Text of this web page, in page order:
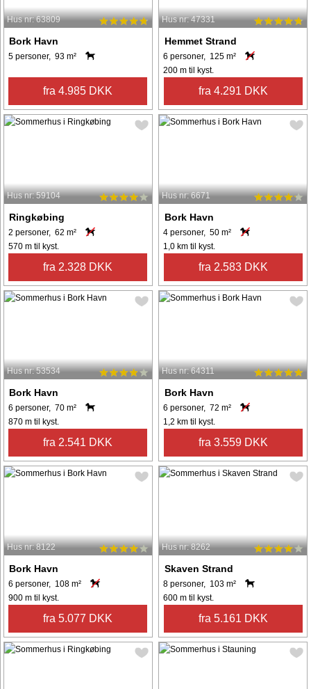
Hus nr: 63809
Bork Havn
5 personer, 93 m²
fra 4.985 DKK
Hus nr: 47331
Hemmet Strand
6 personer, 125 m²
200 m til kyst.
fra 4.291 DKK
Hus nr: 59104
Ringkøbing
2 personer, 62 m²
570 m til kyst.
fra 2.328 DKK
Hus nr: 6671
Bork Havn
4 personer, 50 m²
1,0 km til kyst.
fra 2.583 DKK
Hus nr: 53534
Bork Havn
6 personer, 70 m²
870 m til kyst.
fra 2.541 DKK
Hus nr: 64311
Bork Havn
6 personer, 72 m²
1,2 km til kyst.
fra 3.559 DKK
Hus nr: 8122
Bork Havn
6 personer, 108 m²
900 m til kyst.
fra 5.077 DKK
Hus nr: 8262
Skaven Strand
8 personer, 103 m²
600 m til kyst.
fra 5.161 DKK